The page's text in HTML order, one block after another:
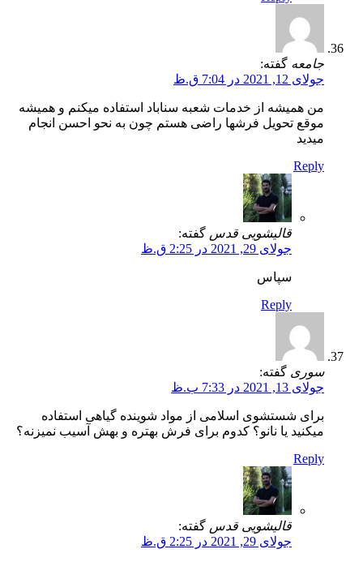
جامعه گفته:
جولای 12, 2021 در 7:04 ق.ظ
من همیشه از خدمات شعبه سناباد استفاده میکنم و همیشه
موقع تحویل فرشها راضی هستم چون به نحو احسن انجام
میدید
Reply
قالیشویی قدس گفته:
جولای 29, 2021 در 2:25 ق.ظ
سپاس
Reply
سوری گفته:
جولای 13, 2021 در 7:33 ب.ظ
برای شستشوی اسلامی از مواد شوینده گیاهی استفاده
میکنید یا نانو؟ کدوم برای فرش بهتره و بهش آسیب نمیزنه؟
Reply
قالیشویی قدس گفته:
جولای 29, 2021 در 2:25 ق.ظ